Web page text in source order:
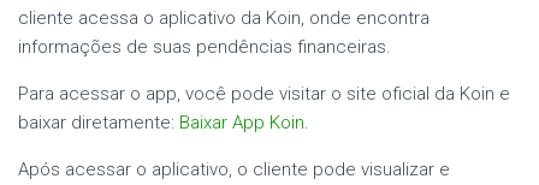
cliente acessa o aplicativo da Koin, onde encontra
informações de suas pendências financeiras.
Para acessar o app, você pode visitar o site oficial da Koin e
baixar diretamente: Baixar App Koin.
Após acessar o aplicativo, o cliente pode visualizar e